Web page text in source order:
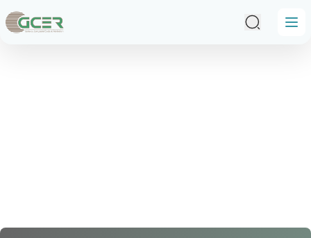
Passer au contenu principal